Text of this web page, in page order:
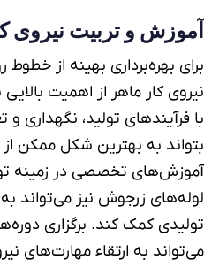
آموزش و تربیت نیروی
برای بهره‌برداری بهینه از
نیروی کار ماهر از اهمیت
با فرآیندهای تولید، نگهداری
بتواند به بهترین شکل ممکن
آموزش‌های تخصصی در زمینه
لوله‌های زرجوش نیز می‌تواند
تولیدی کمک کند. برگزاری
می‌تواند به ارتقاء مهارت‌های